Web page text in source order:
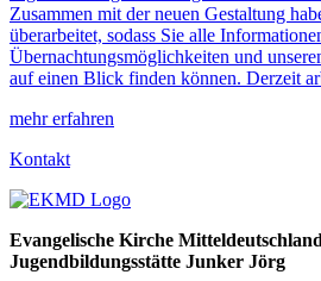
Zusammen mit der neuen Gestaltung
überarbeitet, sodass Sie alle
Übernachtungsmöglichkeiten und
auf einen Blick finden können. Derzeit
mehr erfahren
Kontakt
Evangelische Kirche Mitteldeutschland
Jugendbildungsstätte Junker Jörg